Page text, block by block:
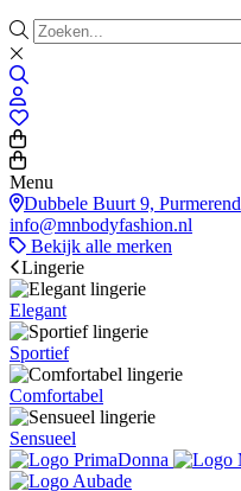
Menu
Dubbele Buurt 9, Purmerend
info@mnbodyfashion.nl
Bekijk alle merken
Lingerie
Elegant
Sportief
Comfortabel
Sensueel